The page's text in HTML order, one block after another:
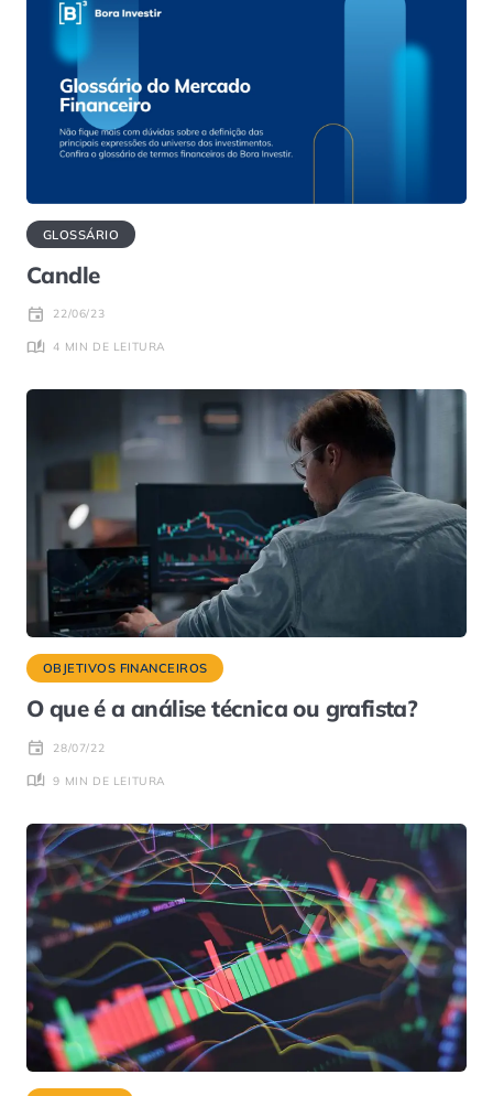
GLOSSÁRIO
Candle
22/06/23
4 MIN DE LEITURA
OBJETIVOS FINANCEIROS
O que é a análise técnica ou grafista?
28/07/22
9 MIN DE LEITURA